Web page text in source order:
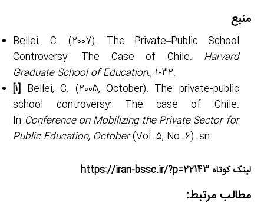
منبع
Bellei, C. (2007). The Private–Public School
Controversy: The Case of Chile. Harvard
Graduate School of Education., 1-32.
[۱] Bellei, C. (2005, October). The private-public
school controversy: The case of Chile.
In Conference on Mobilizing the Private Sector for
Public Education, October(Vol. 5, No. 6). sn.
لینک کوتاه https://iran-bssc.ir/?p=22143
مطالب مرتبط: